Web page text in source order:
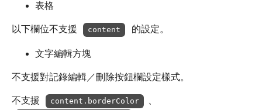
表格
以下欄位不支援 content 的設定。
文字編輯方塊
不支援對記錄編輯／刪除按鈕欄設定樣式。
不支援 content.borderColor